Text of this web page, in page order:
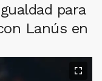
para
Lanús en